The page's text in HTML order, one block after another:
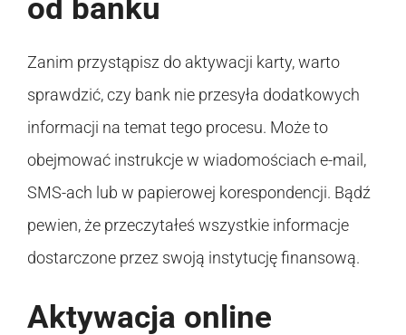
od banku
Zanim przystąpisz do aktywacji karty, warto
sprawdzić, czy bank nie przesyła dodatkowych
informacji na temat tego procesu. Może to
obejmować instrukcje w wiadomościach e-mail,
SMS-ach lub w papierowej korespondencji. Bądź
pewien, że przeczytałeś wszystkie informacje
dostarczone przez swoją instytucję finansową.
Aktywacja online